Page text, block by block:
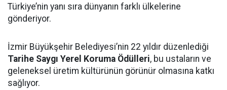
Türkiye’nin yanı sıra dünyanın farklı ülkelerine
gönderiyor.
İzmir Büyükşehir Belediyesi’nin 22 yıldır düzenlediği
Tarihe Saygı Yerel Koruma Ödülleri, bu ustaların ve
geleneksel üretim kültürünün görünür olmasına katkı
sağlıyor.